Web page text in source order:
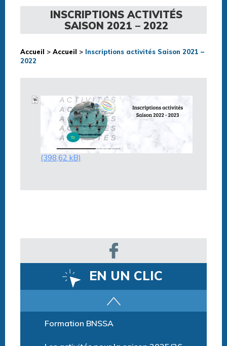
INSCRIPTIONS ACTIVITÉS
SAISON 2021 – 2022
Accueil > Accueil > Inscriptions activités Saison 2021 –
2022
EN UN CLIC
Parcours training